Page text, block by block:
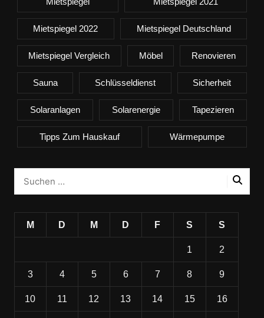
Mietspiegel 2022 Mietspiegel Deutschland
Mietspiegel Vergleich Möbel Renovieren
Sauna Schlüsseldienst Sicherheit
Solaranlagen Solarenergie Tapezieren
Tipps Zum Hauskauf Wärmepumpe
M D M D F S S
1 2
3 4 5 6 7 8 9
10 11 12 13 14 15 16